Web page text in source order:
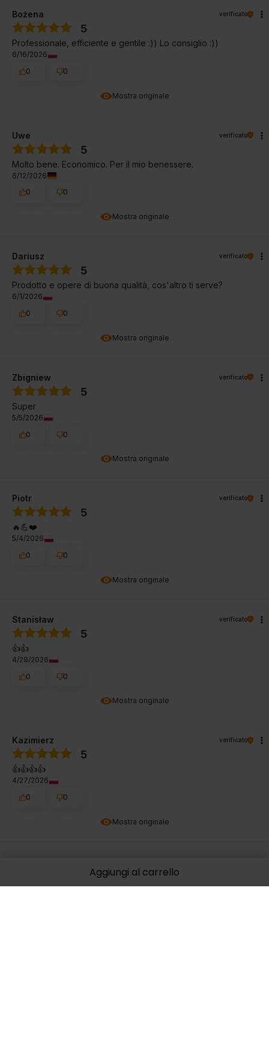
Aggiungi al carrello
Mostra originale
Bożena verificato
5
Professionale, efficiente e gentile :)) Lo consiglio :))
6/16/2026
0
0
Mostra originale
Uwe verificato
5
Molto bene. Economico. Per il mio benessere.
6/12/2026
0
0
Mostra originale
Dariusz verificato
5
Prodotto e opere di buona qualità, cos'altro ti serve?
6/1/2026
0
0
Mostra originale
Zbigniew verificato
5
Super
5/5/2026
0
0
Mostra originale
Piotr verificato
5
🔥💪❤️
5/4/2026
0
0
Mostra originale
Stanisław verificato
5
👍️👍️
4/29/2026
0
0
Mostra originale
Kazimierz verificato
5
👍️👍️👍️👍️
4/27/2026
0
0